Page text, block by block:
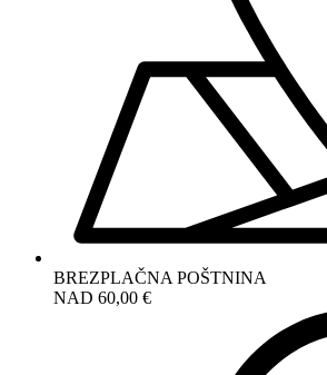
BREZPLAČNA POŠTNINA
NAD 60,00 €